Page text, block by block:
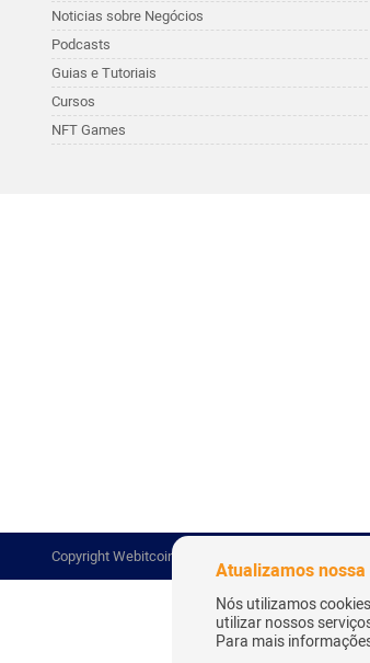
Noticias sobre Negócios
Podcasts
Guias e Tutoriais
Cursos
NFT Games
Copyright Webitcoin 2018 - Todos os Direitos
Atualizamos
Nós utilizamos
utilizar nossos
Para mais